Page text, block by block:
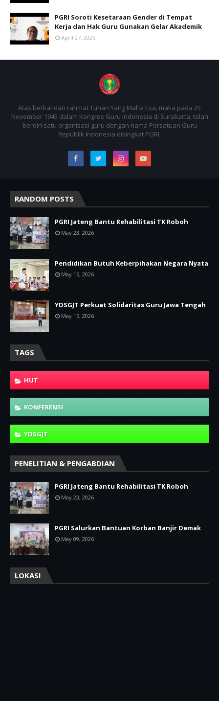
PGRI Soroti Kesetaraan Gender di Tempat
Kerja dan Hak Guru Gunakan Gelar Akademik
April 27, 2025
Atas berkat dan rahmat Tuhan Yang Maha Esa, maka pada 25
November 1945 dalam Kongres Guru Indonesia di Surakarta, telah
berdiri satu organisasi guru dengan nama Persatuan Guru
Republik Indonesia disingkat PGRI.
RANDOM POSTS
PGRI Jateng Bantu Rehabilitasi TK Roboh
May 23, 2026
Pendidikan Butuh Keberpihakan Negara Nyata
May 16, 2026
YDSGJT Perkuat Solidaritas Guru Jawa Tengah
May 16, 2026
TAGS
HUT
KONFERENSI
YDSGJT
PENELITIAN & PENGABDIAN
PGRI Jateng Bantu Rehabilitasi TK Roboh
May 23, 2026
PGRI Salurkan Bantuan Korban Banjir Demak
May 09, 2026
LOKASI